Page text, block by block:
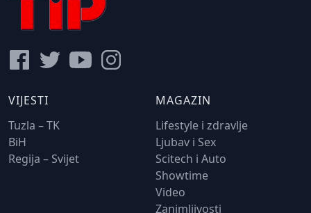
VIJESTI
Tuzla – TK
BiH
Regija – Svijet
MAGAZIN
Lifestyle i zdravlje
Ljubav i Sex
Scitech i Auto
Showtime
Video
Zanimljivosti